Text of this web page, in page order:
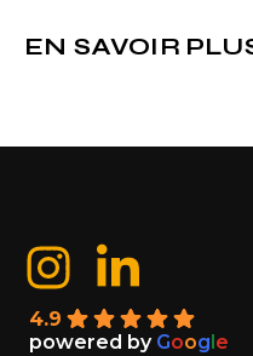
EN SAVOIR
4.9
powered by Goog e